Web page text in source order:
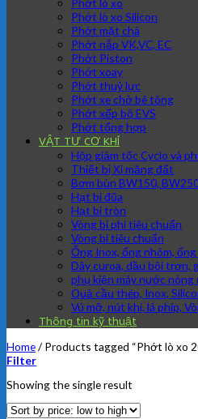
Phớt lò xo Silicon
Phớt mặt chà
Phớt nắp VK,VC, EC
Phớt Piston
Phớt xoay
Phớt thuỷ lực
Phớt xe chở bê tông
Phớt xếp bộ EVS
Phớt tổng hợp
VẬT TƯ CƠ KHÍ
Hộp giảm tốc Cyclo và
Thiết bị Xi măng đất
Bơm bùn BW150,
Hạt bi đũa
Hạt bi tròn
Vòng bi phi tiêu chuẩn
Vòng bi tiêu chuẩn
Ống Inox, ống nhôm,
Dây curoa, dầu bôi trơn,
phụ kiện máy nước
Quả cầu thép, Inox,
Vú mỡ, nút khí, lá phíp,
Thông tin kỹ thuật
Home/ Products tagged “Phớt lò xo
Filter
Showing the single result